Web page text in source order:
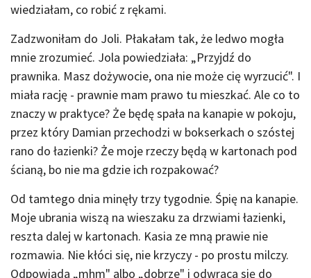
wiedziałam, co robić z rękami.
Zadzwoniłam do Joli. Płakałam tak, że ledwo mogła
mnie zrozumieć. Jola powiedziała: „Przyjdź do
prawnika. Masz dożywocie, ona nie może cię wyrzucić". I
miała rację - prawnie mam prawo tu mieszkać. Ale co to
znaczy w praktyce? Że będę spała na kanapie w pokoju,
przez który Damian przechodzi w bokserkach o szóstej
rano do łazienki? Że moje rzeczy będą w kartonach pod
ścianą, bo nie ma gdzie ich rozpakować?
Od tamtego dnia minęły trzy tygodnie. Śpię na kanapie.
Moje ubrania wiszą na wieszaku za drzwiami łazienki,
reszta dalej w kartonach. Kasia ze mną prawie nie
rozmawia. Nie kłóci się, nie krzyczy - po prostu milczy.
Odpowiada „mhm" albo „dobrze" i odwraca się do